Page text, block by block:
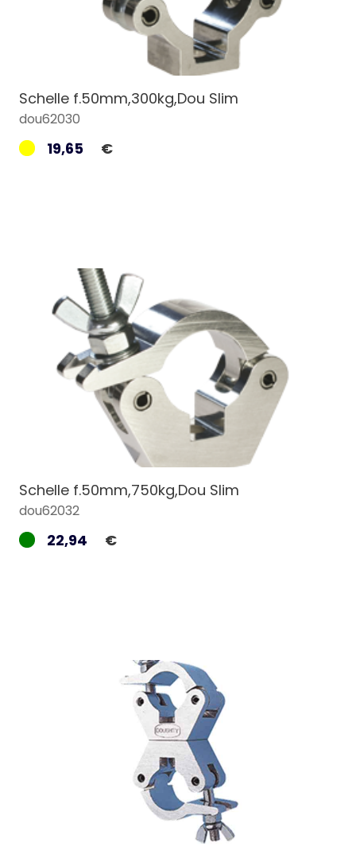
Schelle f.50mm,300kg,Dou Slim
dou62030
19,65 €
Schelle f.50mm,750kg,Dou Slim
dou62032
22,94 €